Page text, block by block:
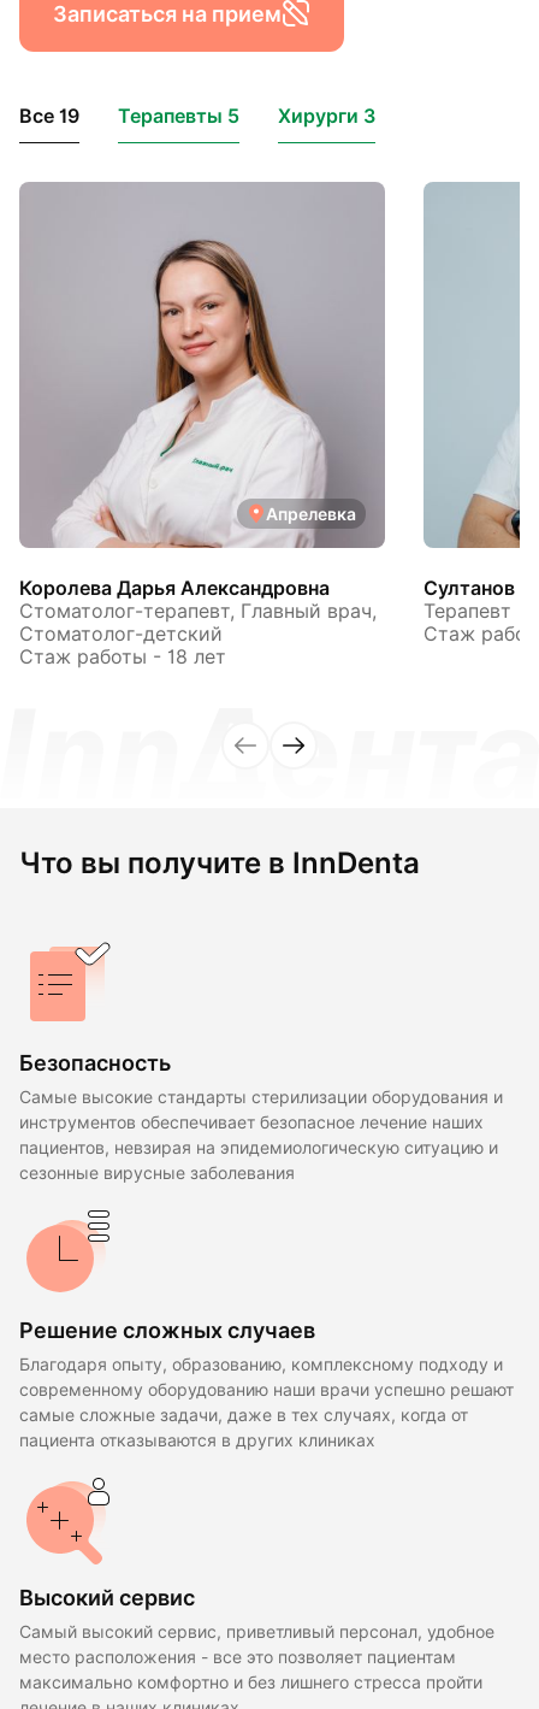
Записаться на прием
Все 19 Терапевты 5 Хирурги 3
Апрелевка
Королева Дарья Александровна
Стоматолог-терапевт, Главный врач,
Стоматолог-детский
Стаж работы - 18 лет
Султанов
Терапевт
Стаж
Что вы получите в InnDenta
Безопасность
Самые высокие стандарты стерилизации оборудования и
инструментов обеспечивает безопасное лечение наших
пациентов, невзирая на эпидемиологическую ситуацию и
сезонные вирусные заболевания
Решение сложных случаев
Благодаря опыту, образованию, комплексному подходу и
современному оборудованию наши врачи успешно решают
самые сложные задачи, даже в тех случаях, когда от
пациента отказываются в других клиниках
Высокий сервис
Самый высокий сервис, приветливый персонал, удобное
место расположения - все это позволяет пациентам
максимально комфортно и без лишнего стресса пройти